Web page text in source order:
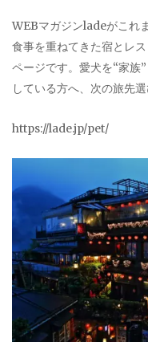
WEBマガジンladeがこれ
食事を重ねてきた宿とレ
ページです。愛犬を“家族
している方へ、次の旅先
https://lade.jp/pet/